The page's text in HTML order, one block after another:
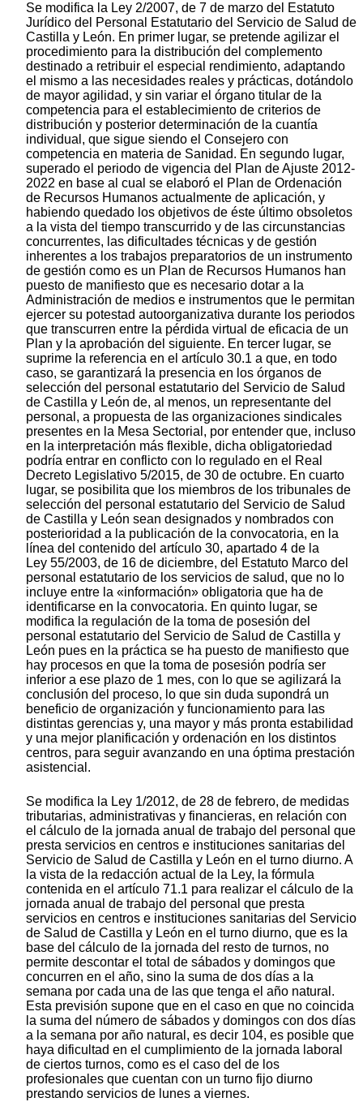
Se modifica la Ley 2/2007, de 7 de marzo del Estatuto
Jurídico del Personal Estatutario del Servicio de Salud de
Castilla y León. En primer lugar, se pretende agilizar el
procedimiento para la distribución del complemento
destinado a retribuir el especial rendimiento, adaptando
el mismo a las necesidades reales y prácticas, dotándolo
de mayor agilidad, y sin variar el órgano titular de la
competencia para el establecimiento de criterios de
distribución y posterior determinación de la cuantía
individual, que sigue siendo el Consejero con
competencia en materia de Sanidad. En segundo lugar,
superado el periodo de vigencia del Plan de Ajuste 2012-
2022 en base al cual se elaboró el Plan de Ordenación
de Recursos Humanos actualmente de aplicación, y
habiendo quedado los objetivos de éste último obsoletos
a la vista del tiempo transcurrido y de las circunstancias
concurrentes, las dificultades técnicas y de gestión
inherentes a los trabajos preparatorios de un instrumento
de gestión como es un Plan de Recursos Humanos han
puesto de manifiesto que es necesario dotar a la
Administración de medios e instrumentos que le permitan
ejercer su potestad autoorganizativa durante los periodos
que transcurren entre la pérdida virtual de eficacia de un
Plan y la aprobación del siguiente. En tercer lugar, se
suprime la referencia en el artículo 30.1 a que, en todo
caso, se garantizará la presencia en los órganos de
selección del personal estatutario del Servicio de Salud
de Castilla y León de, al menos, un representante del
personal, a propuesta de las organizaciones sindicales
presentes en la Mesa Sectorial, por entender que, incluso
en la interpretación más flexible, dicha obligatoriedad
podría entrar en conflicto con lo regulado en el Real
Decreto Legislativo 5/2015, de 30 de octubre. En cuarto
lugar, se posibilita que los miembros de los tribunales de
selección del personal estatutario del Servicio de Salud
de Castilla y León sean designados y nombrados con
posterioridad a la publicación de la convocatoria, en la
línea del contenido del artículo 30, apartado 4 de la
Ley 55/2003, de 16 de diciembre, del Estatuto Marco del
personal estatutario de los servicios de salud, que no lo
incluye entre la «información» obligatoria que ha de
identificarse en la convocatoria. En quinto lugar, se
modifica la regulación de la toma de posesión del
personal estatutario del Servicio de Salud de Castilla y
León pues en la práctica se ha puesto de manifiesto que
hay procesos en que la toma de posesión podría ser
inferior a ese plazo de 1 mes, con lo que se agilizará la
conclusión del proceso, lo que sin duda supondrá un
beneficio de organización y funcionamiento para las
distintas gerencias y, una mayor y más pronta estabilidad
y una mejor planificación y ordenación en los distintos
centros, para seguir avanzando en una óptima prestación
asistencial.
Se modifica la Ley 1/2012, de 28 de febrero, de medidas
tributarias, administrativas y financieras, en relación con
el cálculo de la jornada anual de trabajo del personal que
presta servicios en centros e instituciones sanitarias del
Servicio de Salud de Castilla y León en el turno diurno. A
la vista de la redacción actual de la Ley, la fórmula
contenida en el artículo 71.1 para realizar el cálculo de la
jornada anual de trabajo del personal que presta
servicios en centros e instituciones sanitarias del Servicio
de Salud de Castilla y León en el turno diurno, que es la
base del cálculo de la jornada del resto de turnos, no
permite descontar el total de sábados y domingos que
concurren en el año, sino la suma de dos días a la
semana por cada una de las que tenga el año natural.
Esta previsión supone que en el caso en que no coincida
la suma del número de sábados y domingos con dos días
a la semana por año natural, es decir 104, es posible que
haya dificultad en el cumplimiento de la jornada laboral
de ciertos turnos, como es el caso del de los
profesionales que cuentan con un turno fijo diurno
prestando servicios de lunes a viernes.